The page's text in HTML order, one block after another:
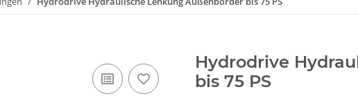
Hydrodrive
bis 75 PS